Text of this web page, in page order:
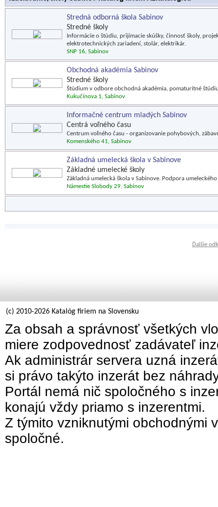
Stredná odborná škola Sabinov
Stredné školy
Informácie o štúdiu, prijímacie skúšky, činnosť školy,
elektrotechnických zariadení, stolár, elektrikár.
SNP 16, Sabinov
Obchodná akadémia Sabinov
Stredné školy
Štúdium v odbore obchodná akadémia, pomaturitné
Kukučínova 1, Sabinov
Informačné centrum mladých Sabinov
Centrá voľného času
Centrum voľného času - organizovanie pohybových,
Komenského 41, Sabinov
Základná umelecká škola v Sabinove
Základné umelecké školy
Základná umelecká škola v Sabinove. Podpora
Námestie Slobody 29, Sabinov
Ďalšie
(c) 2010-2026 Katalóg firiem na Slovensku
Za obsah a správnosť všetkých
miere zodpovednosť zadávateľ
Ak administrár servera uzná
si právo takýto inzerát bez
Portál nemá nič spoločného s
konajú vždy priamo s inzerentmi.
Z týmito vzniknutými obchodnými
spoločné.